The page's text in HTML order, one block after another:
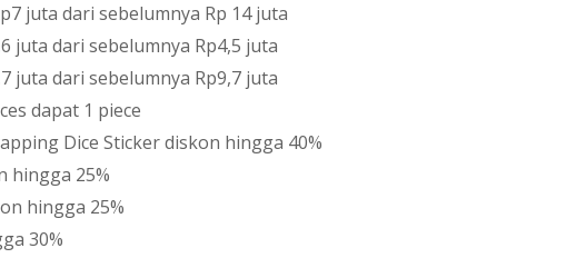
juta dari sebelumnya Rp 14 juta
juta dari sebelumnya Rp4,5 juta
juta dari sebelumnya Rp9,7 juta
dapat 1 piece
Dice Sticker diskon hingga 40%
hingga 25%
hingga 25%
30%